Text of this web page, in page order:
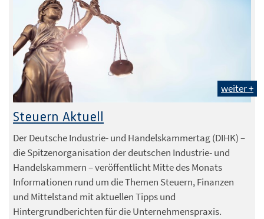
weiter +
Steuern Aktuell
Der Deutsche Industrie- und Handelskammertag (DIHK) –
die Spitzenorganisation der deutschen Industrie- und
Handelskammern – veröffentlicht Mitte des Monats
Informationen rund um die Themen Steuern, Finanzen
und Mittelstand mit aktuellen Tipps und
Hintergrundberichten für die Unternehmenspraxis.